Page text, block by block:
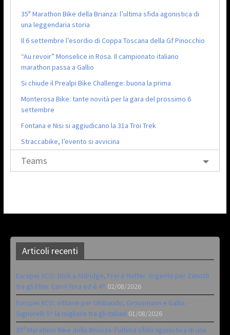
35ª Marathon Bike della Brianza: l’ultima sfida agonistica di
una leggendaria storia
Il 6 settembre l’esordio di Coppa Toscana della Gf Pinocchio
“Au revoir” Monselice in Rosa. Il campionato italiano
marathon passa a Gallio
Si chiude il Prealpi Bike Challenge: buona la prima
Monterosa Bike: tante novità per la gara del prossimo 6
settembre
Fontana e Nisi si aggiudicano la 31a Troi Trek
Straccabike, l’evento si avvicina
Teams
Articoli recenti
Europei XCO: titoli a Aldridge, Frei e Hutter. Argento per Zanotti
tra gli Elite. Corvi fora ed è 4^ 02/08/2026
Europei XCO: vittorie per Ghibaudo, Grossmann e Gallis.
Signorelli 5^ la migliore tra gli italiani 01/08/2026
35ª Marathon Bike della Brianza: l’ultima sfida agonistica di una